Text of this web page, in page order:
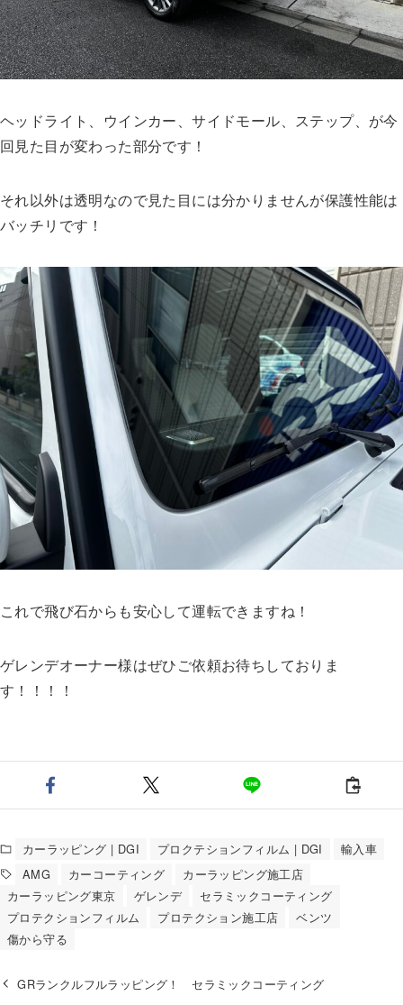
ヘッドライト、ウインカー、サイドモール、ステップ、が今
回見た目が変わった部分です！
それ以外は透明なので見た目には分かりませんが保護性能は
バッチリです！
これで飛び石からも安心して運転できますね！
ゲレンデオーナー様はぜひご依頼お待ちしておりま
す！！！！
カーラッピング | DGI プロクテションフィルム | DGI
輸入車
AMG
カーコーティング
カーラッピング施工店
カーラッピング東京
ゲレンデ
セラミックコーティング
プロテクションフィルム
プロテクション施工店
ベンツ
傷から守る
GRランクルフルラッピング！ セラミックコーティング